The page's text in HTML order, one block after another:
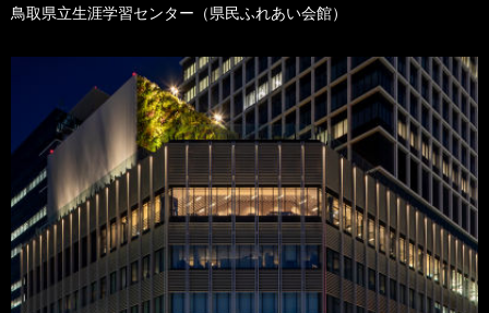
鳥取県立生涯学習センター（県民ふれあい会館）